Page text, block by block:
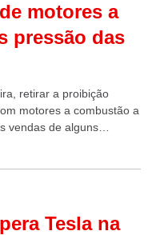
motores a
pressão das
retirar a proibição
motores a combustão a
vendas de alguns
Tesla na